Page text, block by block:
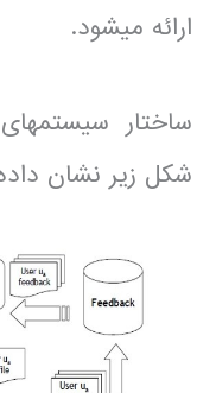
ارائه می­شود.
ساختار
شکل زیر نشان